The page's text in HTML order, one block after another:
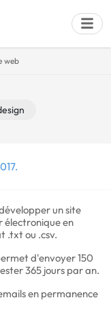
web
un site
électronique en
.txt ou .csv.
d'envoyer 150
365 jours par an.
en permanence